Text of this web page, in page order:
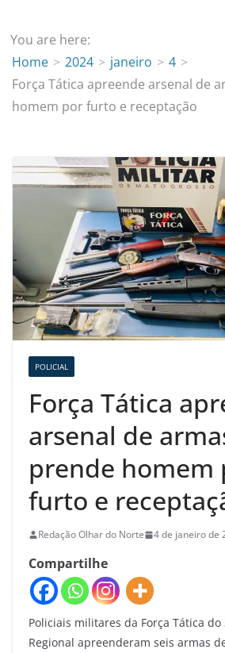
You are here:
Home
2024 janeiro
4
Força Tática apreende arsenal de
homem por furto e receptação
POLICIAL
Força Tática
arsenal de
prende homem
furto e
Redação Olhar do Norte 4 de janeiro de
Compartilhe
Policiais militares da Força Tática do
Regional apreenderam seis armas